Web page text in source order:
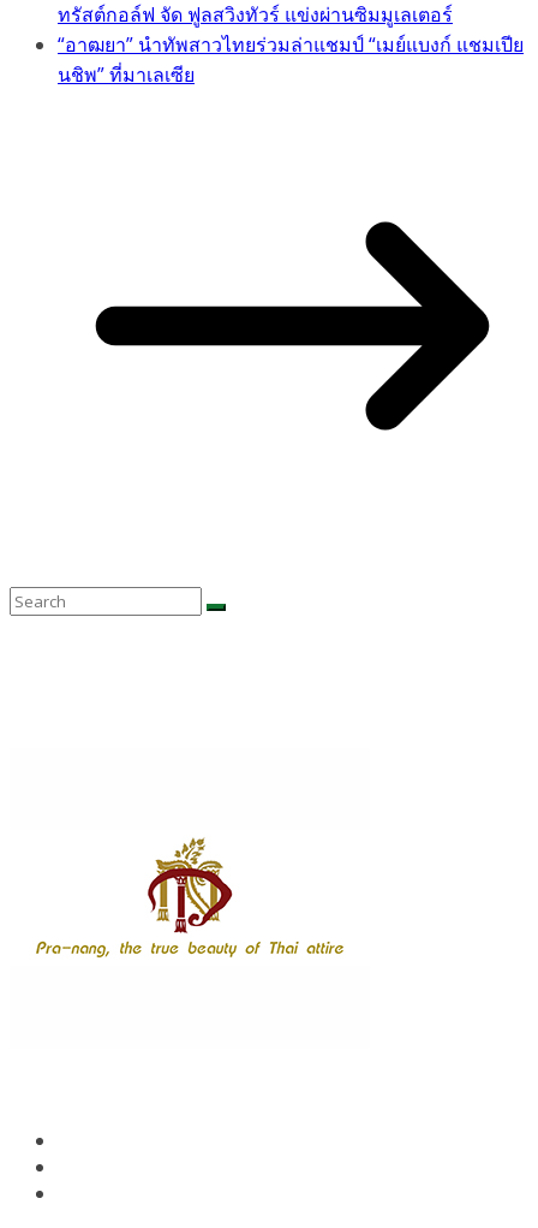
ทรัสต์กอล์ฟ จัด ฟูลสวิงทัวร์ แข่งผ่านซิมมูเลเตอร์
“อาฒยา” นำทัพสาวไทยร่วมล่าแชมป์ “เมย์แบงก์ แชมเปีย
นชิพ” ที่มาเลเซีย